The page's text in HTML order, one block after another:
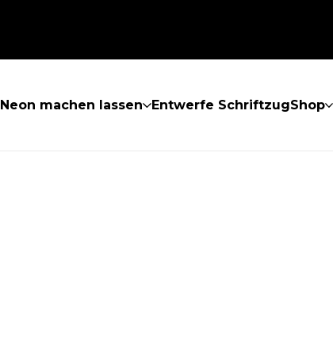
Neon machen lassen Entwerfe SchriftzugShop